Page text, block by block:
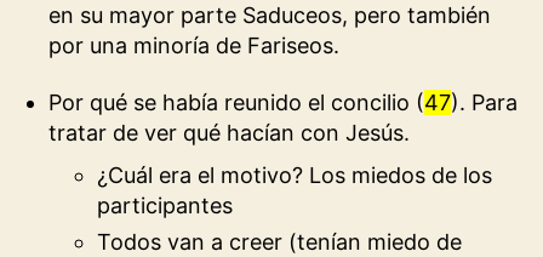
en su mayor parte Saduceos, pero también
por una minoría de Fariseos.
Por qué se había reunido el concilio (47). Para
tratar de ver qué hacían con Jesús.
¿Cuál era el motivo? Los miedos de los
participantes
Todos van a creer (tenían miedo de